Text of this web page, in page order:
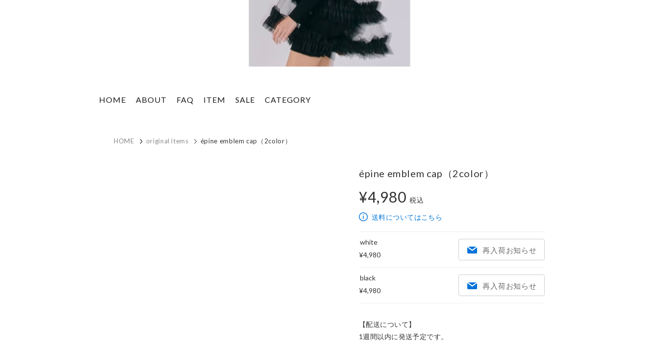
HOME ABOUT FAQ ITEM SALE CATEGORY
HOME original items épine emblem cap（2color）
épine emblem cap（2color）
¥4,980税込
4,980円送料についてはこちら
white
¥4,980
再入荷お知らせ
black
¥4,980
再入荷お知らせ
【配送について】
1週間以内に発送予定です。